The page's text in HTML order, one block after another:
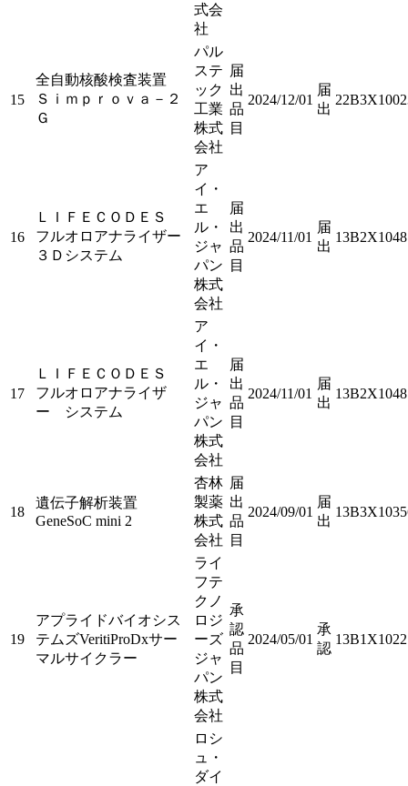
式会
社
15
全自動核酸検査装置
Ｓｉｍｐｒｏｖａ－２
Ｇ
パル
ステ
ック
工業
株式
会社
届
出
品
目
2024/12/01
届
出
16
ＬＩＦＥＣＯＤＥＳ
フルオロアナライザー
３Ｄシステム
ア
イ・
エ
ル・
ジャ
パン
株式
会社
届
出
品
目
2024/11/01
届
出
17
ＬＩＦＥＣＯＤＥＳ
フルオロアナライザ
ー システム
ア
イ・
エ
ル・
ジャ
パン
株式
会社
届
出
品
目
2024/11/01
届
出
18
遺伝子解析装置
GeneSoC mini 2
杏林
製薬
株式
会社
届
出
品
目
2024/09/01
届
出
19
アプライドバイオシス
テムズVeritiProDxサー
マルサイクラー
ライ
フテ
クノ
ロジ
ーズ
ジャ
パン
株式
会社
承
認
品
目
2024/05/01
承
認
ロシ
ュ・
ダイ